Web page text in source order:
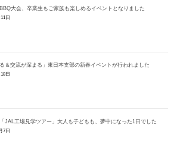
大会、卒業生もご家族も楽しめるイベントとなりました
日
る＆交流が深まる」東日本支部の新春イベントが行われました
日
JAL工場見学ツアー」大人も子どもも、夢中になった1日でした
7日